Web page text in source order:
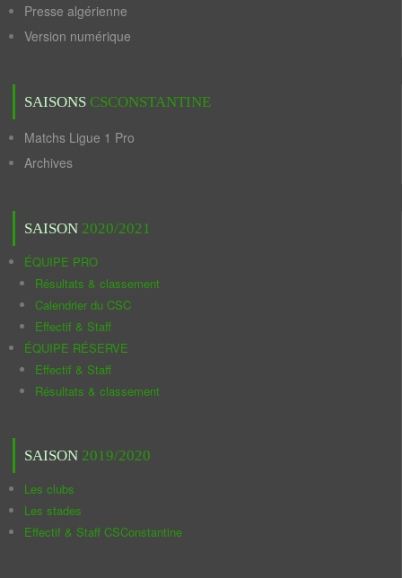
Presse algérienne
Version numérique
SAISONS CSCONSTANTINE
Matchs Ligue 1 Pro
Archives
SAISON 2020/2021
ÉQUIPE PRO
Résultats & classement
Calendrier du CSC
Effectif & Staff
ÉQUIPE RÉSERVE
Effectif & Staff
Résultats & classement
SAISON 2019/2020
Les clubs
Les stades
Effectif & Staff CSConstantine